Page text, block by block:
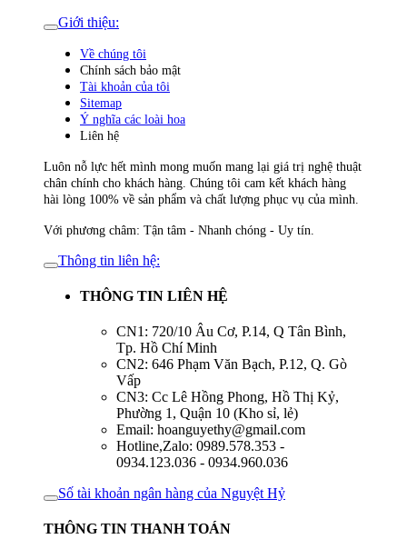
Giới thiệu:
Về chúng tôi
Chính sách bảo mật
Tài khoản của tôi
Sitemap
Ý nghĩa các loài hoa
Liên hệ
Luôn nỗ lực hết mình mong muốn mang lại giá trị nghệ thuật
chân chính cho khách hàng. Chúng tôi cam kết khách hàng
hài lòng 100% về sản phẩm và chất lượng phục vụ của mình.
Với phương châm: Tận tâm - Nhanh chóng - Uy tín.
Thông tin liên hệ:
THÔNG TIN LIÊN HỆ
CN1: 720/10 Âu Cơ, P.14, Q Tân Bình,
Tp. Hồ Chí Minh
CN2: 646 Phạm Văn Bạch, P.12, Q. Gò
Vấp
CN3: Cc Lê Hồng Phong, Hồ Thị Kỷ,
Phường 1, Quận 10 (Kho sỉ, lẻ)
Email: hoanguyethy@gmail.com
Hotline,Zalo: 0989.578.353 -
0934.123.036 - 0934.960.036
Số tài khoản ngân hàng của Nguyệt Hỷ
THÔNG TIN THANH TOÁN